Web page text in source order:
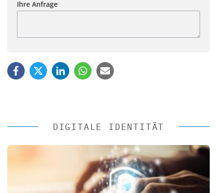
Ihre Anfrage
DIGITALE IDENTITÄT